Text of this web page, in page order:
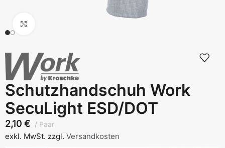
Schutzhandschuh Work
SecuLight ESD/DOT
2,10 € Paar
exkl. MwSt. zzgl. Versandkosten